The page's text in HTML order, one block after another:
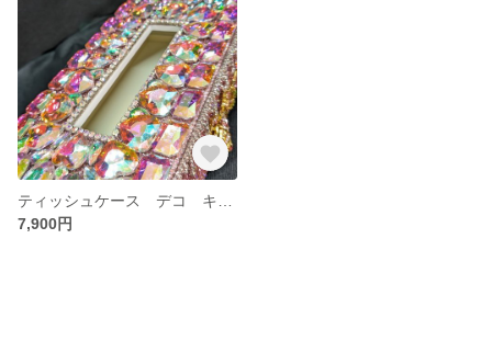
7,900円